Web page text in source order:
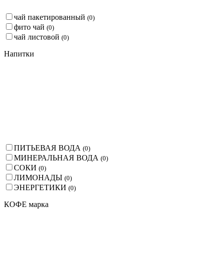
чай пакетированный (0)
фито чай (0)
чай листовой (0)
Напитки
ПИТЬЕВАЯ ВОДА (0)
МИНЕРАЛЬНАЯ ВОДА (0)
СОКИ (0)
ЛИМОНАДЫ (0)
ЭНЕРГЕТИКИ (0)
КОФЕ марка